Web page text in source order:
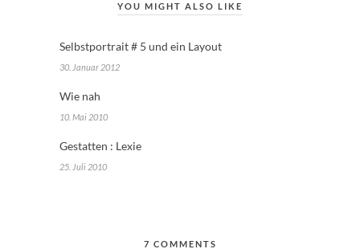
YOU MIGHT ALSO LIKE
Selbstportrait # 5 und ein Layout
30. Januar 2012
Wie nah
10. Mai 2010
Gestatten : Lexie
25. Juli 2010
7 COMMENTS